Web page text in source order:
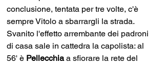
conclusione, tentata per tre volte, c'è
sempre Vitolo a sbarrargli la strada.
Svanito l'effetto arrembante dei padroni
di casa sale in cattedra la capolista: al
56' è Pellecchia a sfiorare la rete del